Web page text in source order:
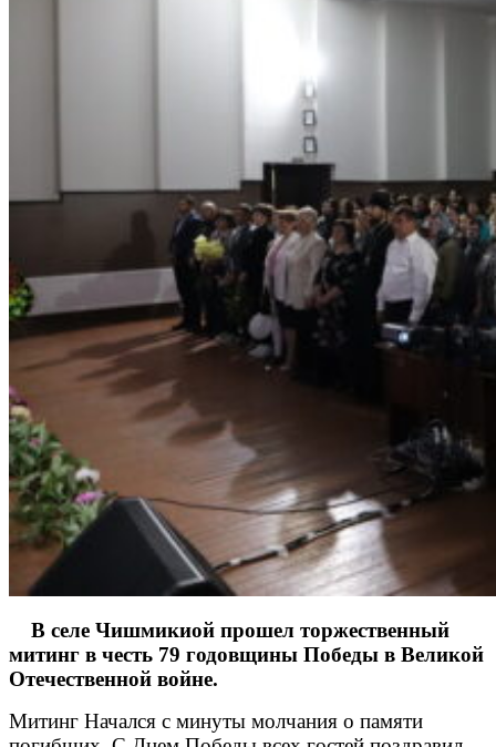
В селе Чишмикиой прошел торжественный
митинг в честь 79 годовщины Победы в Великой
Отечественной войне.
Митинг Начался с минуты молчания о памяти